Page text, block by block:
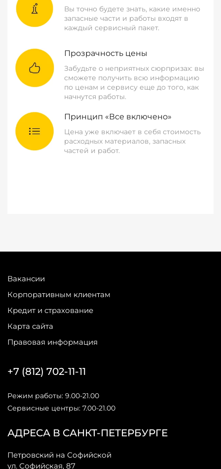
Вы точно будете знать, какие именно
запасные части и работы входят в
каждый сервисный пакет.
Прозрачность цены
Забудьте о неприятных сюрпризах: вы
сможете получить всю информацию
по ценам и сервису еще до того, как
начнутся работы.
Принцип «Все включено»
Цена уже включает в себя стоимость
расходных материалов, запасных
частей и работ.
Вакансии
Корпоративным клиентам
Кредит и страхование
Карта сайта
Правовая информация
АДРЕСА В САНКТ-ПЕТЕРБУРГЕ
Петровский на Софийской
ул. Софийская, 87
+7 (812) 702-11-11
Режим работы: 9.00-21.00
Сервисные центры: 7.00-21.00